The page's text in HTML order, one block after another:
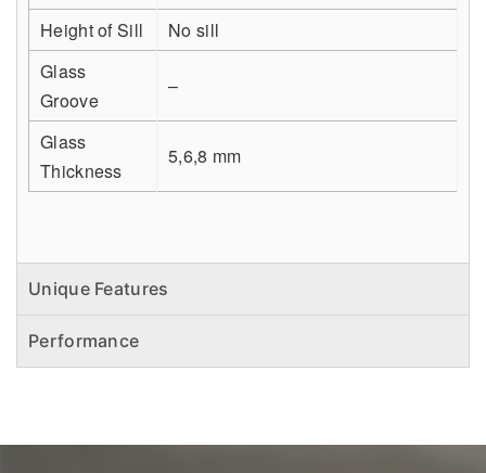
Height of Sill
No sill
Glass
Groove
–
Glass
Thickness
5,6,8 mm
Unique Features
Performance